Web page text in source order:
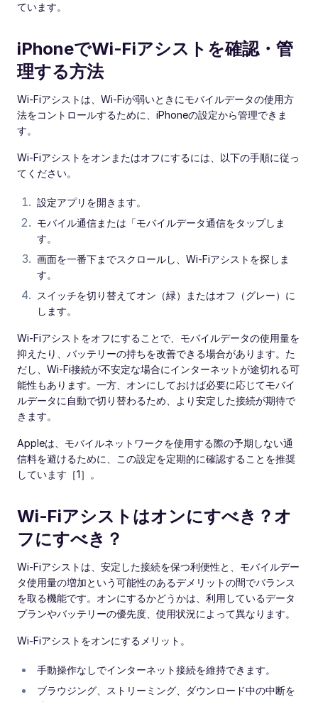
ています。
iPhoneでWi‑Fiアシストを確認・管
理する方法
Wi‑Fiアシストは、Wi‑Fiが弱いときにモバイルデータの使用方
法をコントロールするために、iPhoneの設定から管理できま
す。
Wi‑Fiアシストをオンまたはオフにするには、以下の手順に従っ
てください。
設定アプリを開きます。
モバイル通信または「モバイルデータ通信をタップしま
す。
画面を一番下までスクロールし、Wi‑Fiアシストを探しま
す。
スイッチを切り替えてオン（緑）またはオフ（グレー）に
します。
Wi‑Fiアシストをオフにすることで、モバイルデータの使用量を
抑えたり、バッテリーの持ちを改善できる場合があります。た
だし、Wi‑Fi接続が不安定な場合にインターネットが途切れる可
能性もあります。一方、オンにしておけば必要に応じてモバイ
ルデータに自動で切り替わるため、より安定した接続が期待で
きます。
Appleは、モバイルネットワークを使用する際の予期しない通
信料を避けるために、この設定を定期的に確認することを推奨
しています［1］。
Wi‑Fiアシストはオンにすべき？オ
フにすべき？
Wi‑Fiアシストは、安定した接続を保つ利便性と、モバイルデー
タ使用量の増加という可能性のあるデメリットの間でバランス
を取る機能です。オンにするかどうかは、利用しているデータ
プランやバッテリーの優先度、使用状況によって異なります。
Wi‑Fiアシストをオンにするメリット。
手動操作なしでインターネット接続を維持できます。
ブラウジング、ストリーミング、ダウンロード中の中断を